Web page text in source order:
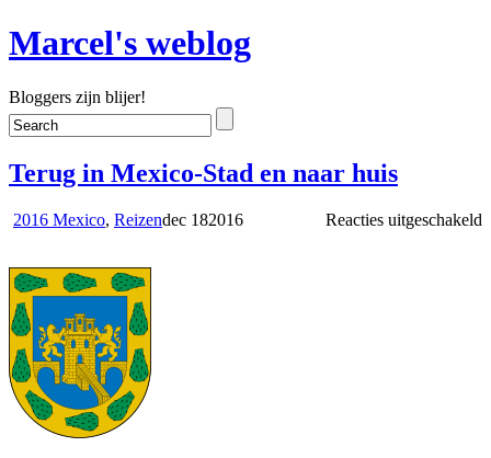
Marcel's weblog
Bloggers zijn blijer!
Terug in Mexico-Stad en naar huis
2016 Mexico, Reizen Reacties uitgeschakeld
dec 182016